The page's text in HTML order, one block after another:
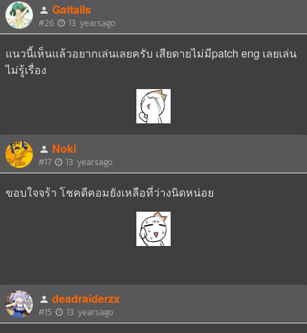
Gattails
#26 13 yearsago
แนวนี้เห็นแล้วอยากเล่นเลยครับ เสียดายไม่มีpatch eng เลยเล่น
ไม่รู้เรื่อง
Noki
#17 13 yearsago
ขอบใจจร้า โชคดีคอมยังเหลือที่ว่างนิดหน่อย
deadraiderzx
#15 13 yearsago